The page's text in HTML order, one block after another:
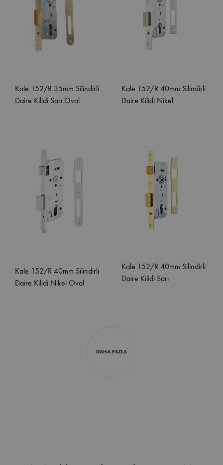
Kale 152/R 35mm Silindirli
Daire Kilidi Sarı Oval
Kale 152/R 40mm Silindirli
Daire Kilidi Nikel
Kale 152/R 40mm Silindirli
Daire Kilidi Nikel Oval
Kale 152/R 40mm Silindirli
Daire Kilidi Sarı
DAHA FAZLA